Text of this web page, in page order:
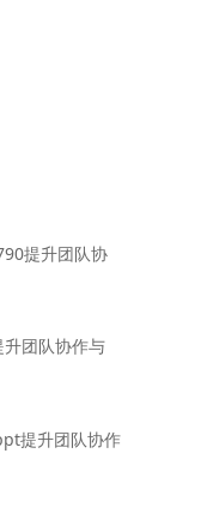
提升团队协
团队协作与
提升团队协作